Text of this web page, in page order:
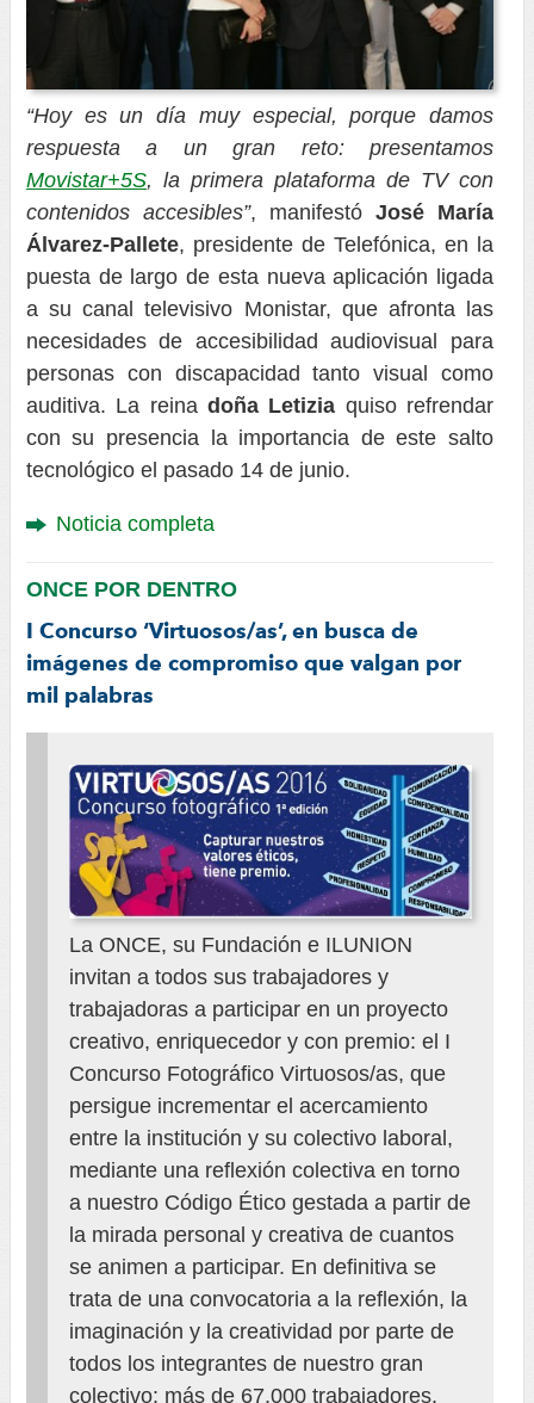
“Hoy es un día muy especial, porque damos
respuesta a un gran reto: presentamos
Movistar+5S, la primera plataforma de TV con
contenidos accesibles”, manifestó José María
Álvarez-Pallete, presidente de Telefónica, en la
puesta de largo de esta nueva aplicación ligada
a su canal televisivo Monistar, que afronta las
necesidades de accesibilidad audiovisual para
personas con discapacidad tanto visual como
auditiva. La reina doña Letizia quiso refrendar
con su presencia la importancia de este salto
tecnológico el pasado 14 de junio.
Noticia completa
ONCE POR DENTRO
I Concurso ‘Virtuosos/as’, en busca de
imágenes de compromiso que valgan por
mil palabras
La ONCE, su Fundación e ILUNION
invitan a todos sus trabajadores y
trabajadoras a participar en un proyecto
creativo, enriquecedor y con premio: el I
Concurso Fotográfico Virtuosos/as, que
persigue incrementar el acercamiento
entre la institución y su colectivo laboral,
mediante una reflexión colectiva en torno
a nuestro Código Ético gestada a partir de
la mirada personal y creativa de cuantos
se animen a participar. En definitiva se
trata de una convocatoria a la reflexión, la
imaginación y la creatividad por parte de
todos los integrantes de nuestro gran
colectivo: más de 67.000 trabajadores.